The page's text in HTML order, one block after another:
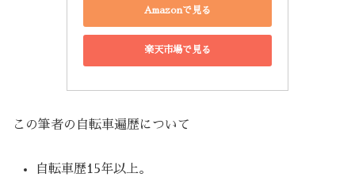
Amazonで見る
楽天市場で見る
この筆者の自転車遍歴について
自転車歴15年以上。